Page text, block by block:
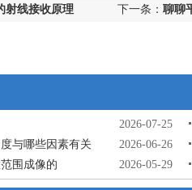
射线接收原理 下一条： 聊聊
2026-07-25
2026-06-26
与哪些因素有关
2026-05-29
围成像的